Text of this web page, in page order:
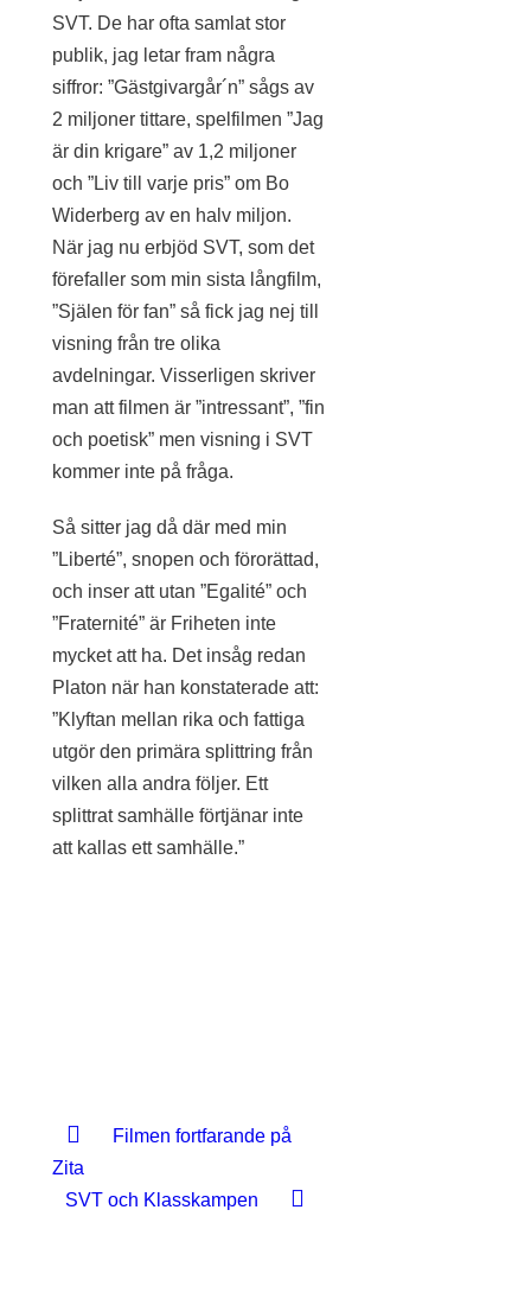
SVT. De har ofta samlat stor
publik, jag letar fram några
siffror: ”Gästgivargår´n” sågs av
2 miljoner tittare, spelfilmen ”Jag
är din krigare” av 1,2 miljoner
och ”Liv till varje pris” om Bo
Widerberg av en halv miljon.
När jag nu erbjöd SVT, som det
förefaller som min sista långfilm,
”Själen för fan” så fick jag nej till
visning från tre olika
avdelningar. Visserligen skriver
man att filmen är ”intressant”, ”fin
och poetisk” men visning i SVT
kommer inte på fråga.
Så sitter jag då där med min
”Liberté”, snopen och förorättad,
och inser att utan ”Egalité” och
”Fraternité” är Friheten inte
mycket att ha. Det insåg redan
Platon när han konstaterade att:
”Klyftan mellan rika och fattiga
utgör den primära splittring från
vilken alla andra följer. Ett
splittrat samhälle förtjänar inte
att kallas ett samhälle.”
Filmen fortfarande på
Zita
SVT och Klasskampen